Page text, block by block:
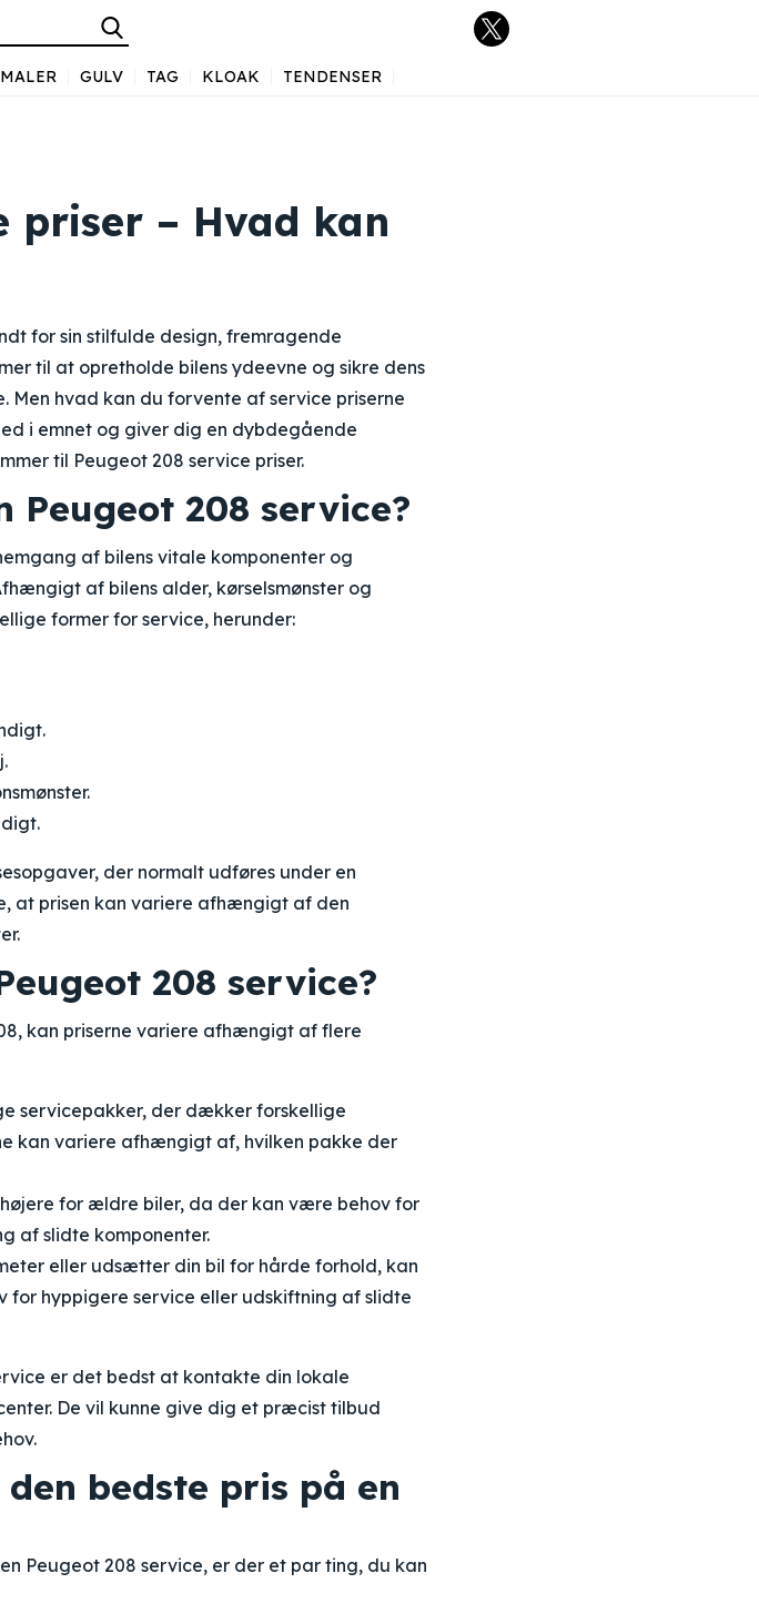
MALER GULV TAG KLOAK TENDENSER
priser – Hvad kan
for sin stilfulde design, fremragende
til at opretholde bilens ydeevne og sikre dens
hvad kan du forvente af service priserne
i emnet og giver dig en dybdegående
til Peugeot 208 service priser.
208 service?
af bilens vitale komponenter og
af bilens alder, kørselsmønster og
former for service, herunder:
der normalt udføres under en
at prisen kan variere afhængigt af den
208 service?
kan priserne variere afhængigt af flere
servicepakker, der dækker forskellige
kan variere afhængigt af, hvilken pakke der
for ældre biler, da der kan være behov for
af slidte komponenter.
eller udsætter din bil for hårde forhold, kan
hyppigere service eller udskiftning af slidte
er det bedst at kontakte din lokale
De vil kunne give dig et præcist tilbud
bedste pris på en
Peugeot 208 service, er der et par ting, du kan